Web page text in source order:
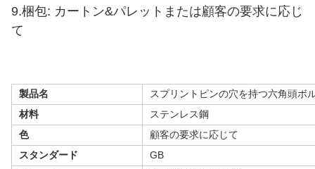
9.梱包: カートン&パレットまたは顧客の要求に応じ
て
製品名
スプリントピンの穴を持つ六角頭ボ
材料
ステンレス鋼
色
顧客の要求に応じて
スタンダード
GB